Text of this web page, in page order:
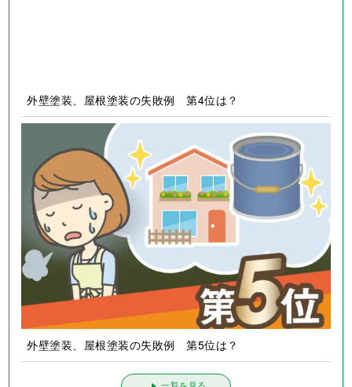
外壁塗装、屋根塗装の失敗例 第2位は？